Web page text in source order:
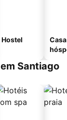
Hostel
Santiago